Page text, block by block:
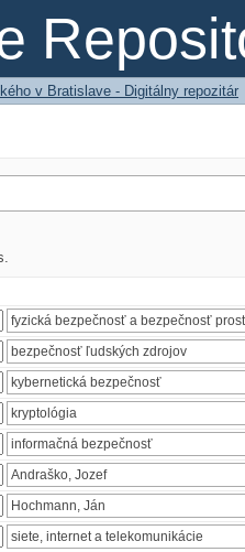
v Bratislave - Digitálny repozitár